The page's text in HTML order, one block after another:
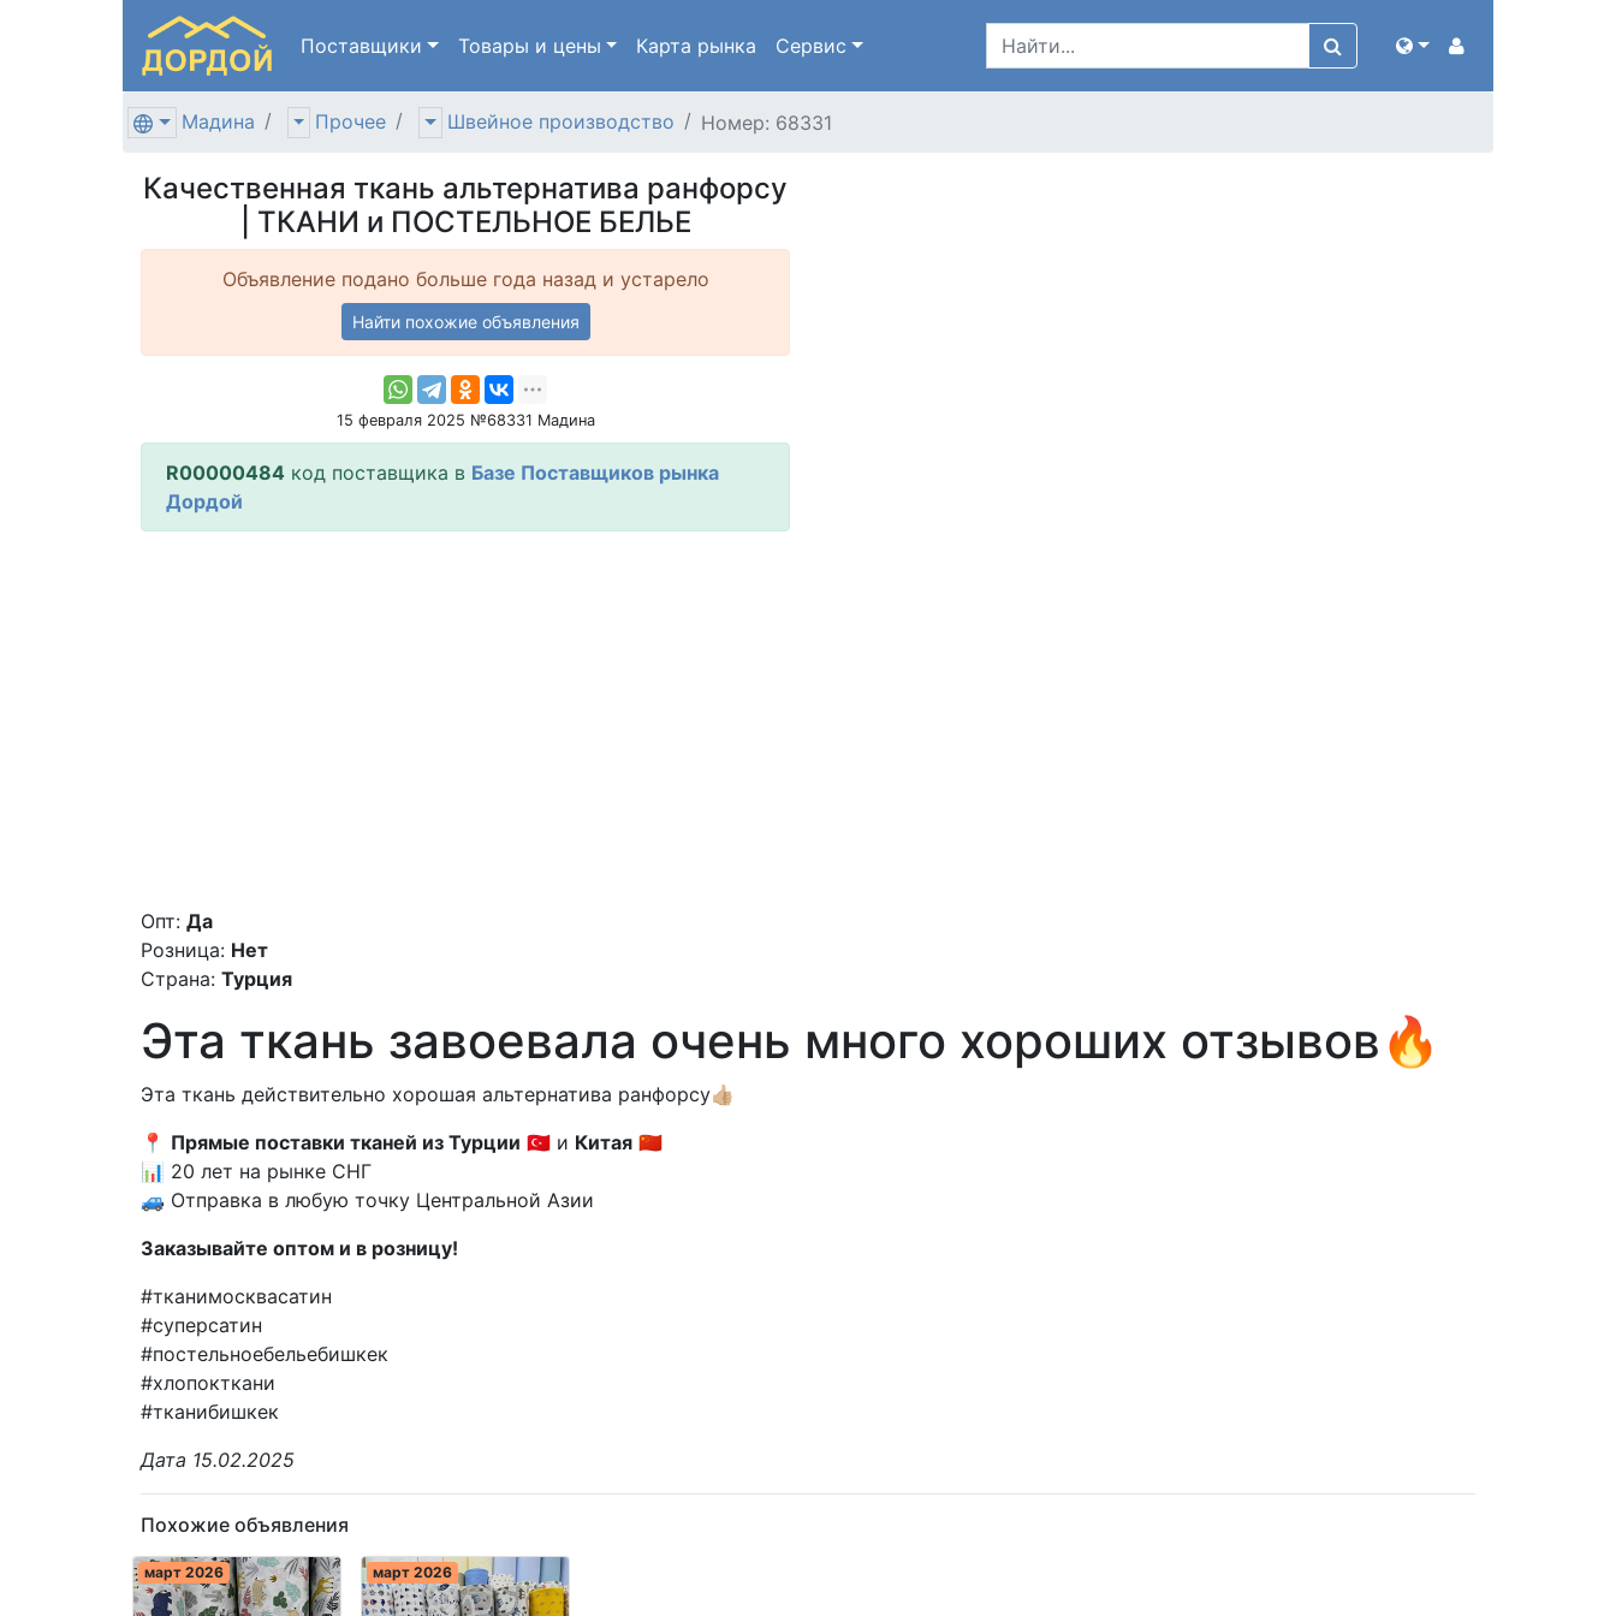
Поставщики Товары и цены Карта рынка Сервис
Мадина Прочее Швейное производство Номер: 68331
Качественная ткань альтернатива ранфорсу
| ТКАНИ и ПОСТЕЛЬНОЕ БЕЛЬЕ
Объявление подано больше года назад и устарело
Найти похожие объявления
15 февраля 2025 №68331 Мадина
R00000484 код поставщика в Базе Поставщиков рынка
Дордой
Опт: Да
Розница: Нет
Страна: Турция
Эта ткань завоевала очень много хороших отзывов🔥
Эта ткань действительно хорошая альтернатива ранфорсу👍🏼
📍 Прямые поставки тканей из Турции 🇹🇷 и Китая 🇨🇳
📊 20 лет на рынке СНГ
🚙 Отправка в любую точку Центральной Азии
Заказывайте оптом и в розницу!
#тканимосквасатин
#суперсатин
#постельноебельебишкек
#хлопокткани
#тканибишкек
Дата 15.02.2025
Похожие объявления
март 2026 март 2026